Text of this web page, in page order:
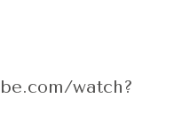
watch?